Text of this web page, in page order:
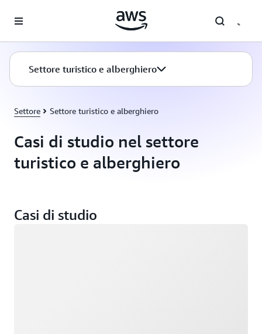
Settore turistico e alberghiero
Settore Settore turistico e alberghiero
Casi di studio nel settore
turistico e alberghiero
Casi di studio